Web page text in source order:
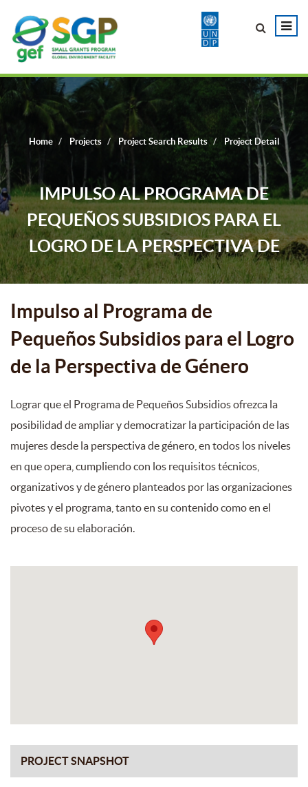
Home Projects Project Search Results Project Detail
IMPULSO AL PROGRAMA DE
PEQUEÑOS SUBSIDIOS PARA EL
LOGRO DE LA PERSPECTIVA DE
GÉNERO
Impulso al Programa de
Pequeños Subsidios para el Logro
de la Perspectiva de Género
Lograr que el Programa de Pequeños Subsidios ofrezca la
posibilidad de ampliar y democratizar la participación de las
mujeres desde la perspectiva de género, en todos los niveles
en que opera, cumpliendo con los requisitos técnicos,
organizativos y de género planteados por las organizaciones
pivotes y el programa, tanto en su contenido como en el
proceso de su elaboración.
PROJECT SNAPSHOT